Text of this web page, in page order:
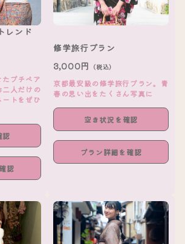
レンド
プチペア
二人だけの
トをぜひ
認
認
修学旅行プラン
3,000円 （税込）
京都最安級の修学旅行プラン。青
春の思い出をたくさん写真に
空き状況を確認
プラン詳細を確認